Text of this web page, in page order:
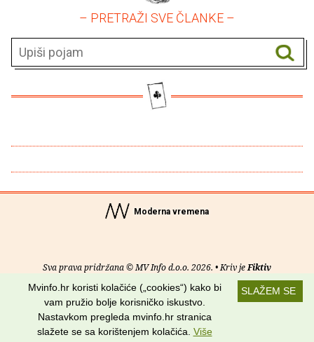
– PRETRAŽI SVE ČLANKE –
Moderna vremena
Sva prava pridržana © MV Info d.o.o. 2026. • Kriv jeFiktiv
Uvjeti korištenja RSS kanali
Potraži nas na:
SLAŽEM SE
Mvinfo.hr koristi kolačiće („cookies“) kako bi
vam pružio bolje korisničko iskustvo.
Nastavkom pregleda mvinfo.hr stranica
slažete se sa korištenjem kolačića. Više